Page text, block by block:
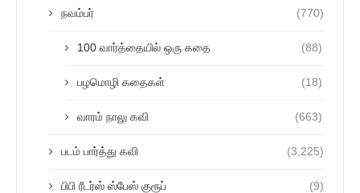
நவம்பர் (770)
100 வார்த்தையில் ஒரு கதை (88)
பழமொழி கதைகள் (18)
வாரம் நாலு கவி (663)
படம் பார்த்து கவி (3,225)
பிபி ரீடர்ஸ் ஸ்பேஸ் குரூப் (9)